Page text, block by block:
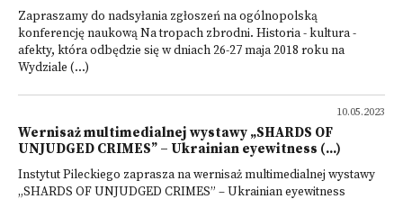
Zapraszamy do nadsyłania zgłoszeń na ogólnopolską
konferencję naukową Na tropach zbrodni. Historia - kultura -
afekty, która odbędzie się w dniach 26-27 maja 2018 roku na
Wydziale (...)
10.05.2023
Wernisaż multimedialnej wystawy „SHARDS OF
UNJUDGED CRIMES” – Ukrainian eyewitness (...)
Instytut Pileckiego zaprasza na wernisaż multimedialnej wystawy
„SHARDS OF UNJUDGED CRIMES” – Ukrainian eyewitness